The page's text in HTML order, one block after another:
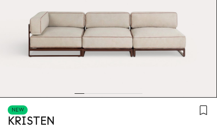
NEW
KRISTEN